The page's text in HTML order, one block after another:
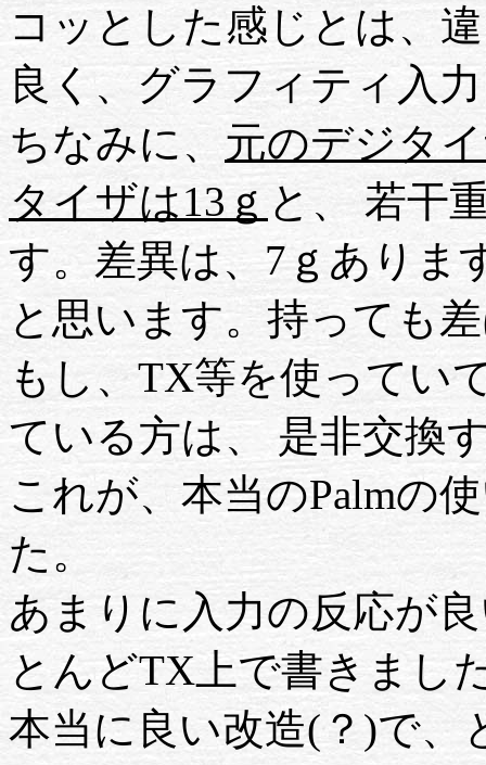
コッとした感じとは、
良く、グラフィティ入
ちなみに、 元のデジタ
タイザは13ｇ と、 若干
す。差異は、7ｇありま
と思います。持っても
もし、TX等を使ってい
ている方は、 是非交換
これが、本当のPalmの
た。
あまりに入力の反応が
とんどTX上で書きまし
本当に良い改造(？)で